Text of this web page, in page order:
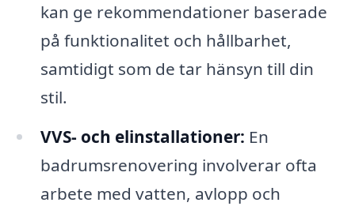
kan ge rekommendationer baserade
på funktionalitet och hållbarhet,
samtidigt som de tar hänsyn till din
stil.
VVS- och elinstallationer: En
badrumsrenovering involverar ofta
arbete med vatten, avlopp och